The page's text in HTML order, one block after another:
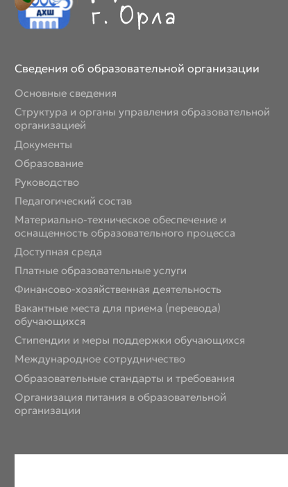
Сведения об образовательной организации
Основные сведения
Структура и органы управления образовательной
организацией
Документы
Образование
Руководство
Педагогический состав
Материально-техническое обеспечение и
оснащенность образовательного процесса
Доступная среда
Платные образовательные услуги
Финансово-хозяйственная деятельность
Вакантные места для приема (перевода)
обучающихся
Стипендии и меры поддержки обучающихся
Международное сотрудничество
Образовательные стандарты и требования
Организация питания в образовательной
организации